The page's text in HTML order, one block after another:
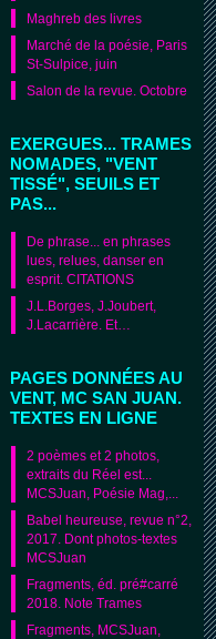
Maghreb des livres
Marché de la poésie, Paris
St-Sulpice, juin
Salon de la revue. Octobre
EXERGUES... TRAMES
NOMADES, "VENT
TISSÉ", SEUILS ET
PAS...
De phrase... en phrases
lues, relues, danser en
esprit. CITATIONS
J.L.Borges, J.Joubert,
J.Lacarrière. Et…
PAGES DONNÉES AU
VENT, MC SAN JUAN.
TEXTES EN LIGNE
2 poèmes et 2 photos,
extraits du Réel est...
MCSJuan, Poésie Mag,...
Babel heureuse, revue n°2,
2017. Dont photos-textes
MCSJuan
Fragments, éd. pré#carré
2018. Note Trames
Fragments, MCSJuan,